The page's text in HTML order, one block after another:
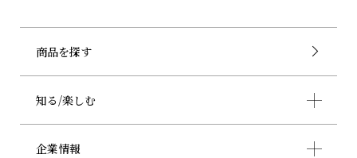
商品を探す
知る/楽しむ
企業情報